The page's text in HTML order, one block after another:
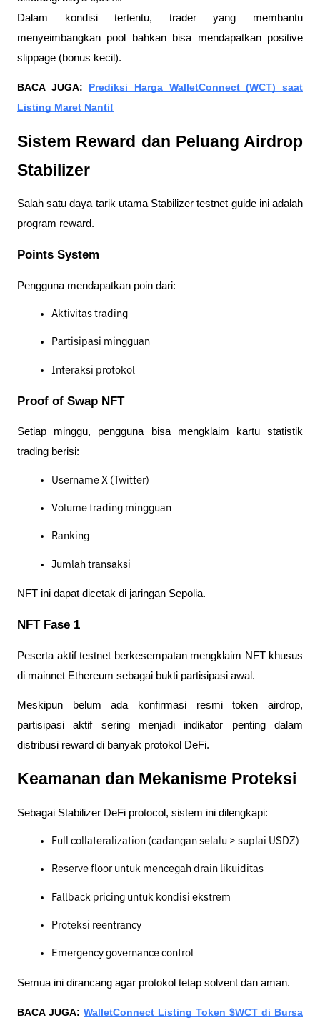
Dalam kondisi tertentu, trader yang membantu
menyeimbangkan pool bahkan bisa mendapatkan positive
slippage (bonus kecil).
BACA JUGA: Prediksi Harga WalletConnect (WCT) saat
Listing Maret Nanti!
Sistem Reward dan Peluang Airdrop
Stabilizer
Salah satu daya tarik utama Stabilizer testnet guide ini adalah
program reward.
Points System
Pengguna mendapatkan poin dari:
Aktivitas trading
Partisipasi mingguan
Interaksi protokol
Proof of Swap NFT
Setiap minggu, pengguna bisa mengklaim kartu statistik
trading berisi:
Username X (Twitter)
Volume trading mingguan
Ranking
Jumlah transaksi
NFT ini dapat dicetak di jaringan Sepolia.
NFT Fase 1
Peserta aktif testnet berkesempatan mengklaim NFT khusus
di mainnet Ethereum sebagai bukti partisipasi awal.
Meskipun belum ada konfirmasi resmi token airdrop,
partisipasi aktif sering menjadi indikator penting dalam
distribusi reward di banyak protokol DeFi.
Keamanan dan Mekanisme Proteksi
Sebagai Stabilizer DeFi protocol, sistem ini dilengkapi:
Full collateralization (cadangan selalu ≥ suplai USDZ)
Reserve floor untuk mencegah drain likuiditas
Fallback pricing untuk kondisi ekstrem
Proteksi reentrancy
Emergency governance control
Semua ini dirancang agar protokol tetap solvent dan aman.
BACA JUGA: WalletConnect Listing Token $WCT di Bursa